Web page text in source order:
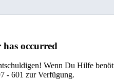
occurred
Wenn Du Hilfe
- 601 zur Verfügung.